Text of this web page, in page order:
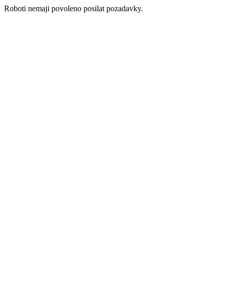
Roboti nemaji povoleno posilat pozadavky.